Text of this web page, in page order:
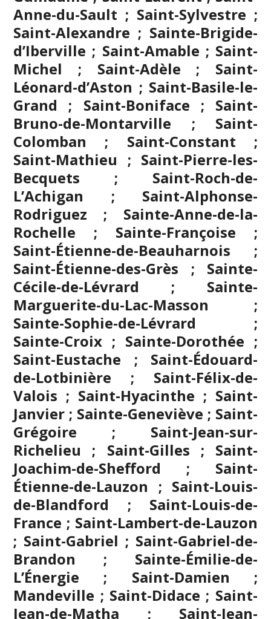
Anne-du-Sault ; Saint-Sylvestre ;
Saint-Alexandre ; Sainte-Brigide-
d’Iberville ; Saint-Amable ; Saint-
Michel ; Saint-Adèle ; Saint-
Léonard-d’Aston ; Saint-Basile-le-
Grand ; Saint-Boniface ; Saint-
Bruno-de-Montarville ; Saint-
Colomban ; Saint-Constant ;
Saint-Mathieu ; Saint-Pierre-les-
Becquets ; Saint-Roch-de-
L’Achigan ; Saint-Alphonse-
Rodriguez ; Sainte-Anne-de-la-
Rochelle ; Sainte-Françoise ;
Saint-Étienne-de-Beauharnois ;
Saint-Étienne-des-Grès ; Sainte-
Cécile-de-Lévrard ; Sainte-
Marguerite-du-Lac-Masson ;
Sainte-Sophie-de-Lévrard ;
Sainte-Croix ; Sainte-Dorothée ;
Saint-Eustache ; Saint-Édouard-
de-Lotbinière ; Saint-Félix-de-
Valois ; Saint-Hyacinthe ; Saint-
Janvier ; Sainte-Geneviève ; Saint-
Grégoire ; Saint-Jean-sur-
Richelieu ; Saint-Gilles ; Saint-
Joachim-de-Shefford ; Saint-
Étienne-de-Lauzon ; Saint-Louis-
de-Blandford ; Saint-Louis-de-
France ; Saint-Lambert-de-Lauzon
; Saint-Gabriel ; Saint-Gabriel-de-
Brandon ; Sainte-Émilie-de-
L’Énergie ; Saint-Damien ;
Mandeville ; Saint-Didace ; Saint-
Jean-de-Matha ; Saint-Jean-